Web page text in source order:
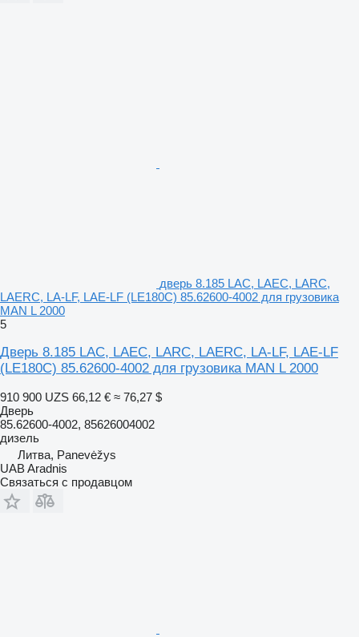
дверь 8.185 LAC, LAEC, LARC,
LAERC, LA-LF, LAE-LF (LE180C) 85.62600-4002 для грузовика
MAN L 2000
5
Дверь 8.185 LAC, LAEC, LARC, LAERC, LA-LF, LAE-LF
(LE180C) 85.62600-4002 для грузовика MAN L 2000
910 900 UZS 66,12 € ≈ 76,27 $
Дверь
85.62600-4002, 85626004002
дизель
Литва, Panevėžys
UAB Aradnis
Связаться с продавцом